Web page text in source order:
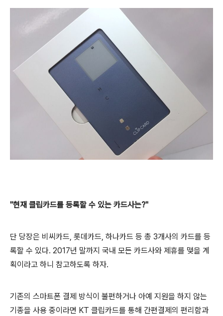
"현재 클립카드를 등록할 수 있는 카드사는?"
단 당장은 비씨카드, 롯데카드, 하나카드 등 총 3개사의 카드를 등
록할 수 있다. 2017년 말까지 국내 모든 카드사와 제휴를 맺을 계
획이라고 하니 참고하도록 하자.
기존의 스마트폰 결제 방식이 불편하거나 아예 지원을 하지 않는
기종을 사용 중이라면 KT 클립카드를 통해 간편결제의 편리함과